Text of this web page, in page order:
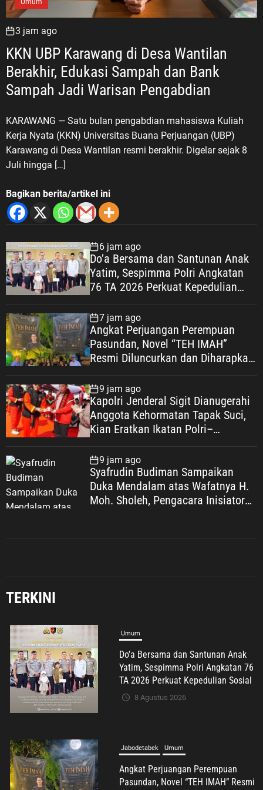
Umum
3 jam ago
KKN UBP Karawang di Desa Wantilan
Berakhir, Edukasi Sampah dan Bank
Sampah Jadi Warisan Pengabdian
KARAWANG — Satu bulan pengabdian mahasiswa Kuliah
Kerja Nyata (KKN) Universitas Buana Perjuangan (UBP)
Karawang di Desa Wantilan resmi berakhir. Digelar sejak 8
Juli hingga […]
Bagikan berita/artikel ini
6 jam ago
Do’a Bersama dan Santunan Anak
Yatim, Sespimma Polri Angkatan
76 TA 2026 Perkuat Kepedulian
7 jam ago
Angkat Perjuangan Perempuan
Pasundan, Novel “TEH IMAH”
Resmi Diluncurkan dan Diharapkan
9 jam ago
Kapolri Jenderal Sigit Dianugerahi
Anggota Kehormatan Tapak Suci,
Kian Eratkan Ikatan Polri–
9 jam ago
Syafrudin Budiman Sampaikan
Duka Mendalam atas Wafatnya H.
Moh. Sholeh, Pengacara Inisiator
TERKINI
Jabodetabek
Angkat Perjuangan Perempuan
Pasundan, Novel “TEH IMAH” Resmi
Diluncurkan dan Diharapkan
Tembus Layar Lebar
Komunitas Nasional
Kapolri Jenderal Sigit Dianugerahi
Anggota Kehormatan Tapak Suci,